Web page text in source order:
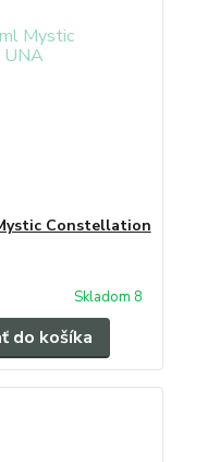
Constellation
Skladom 8
do košíka